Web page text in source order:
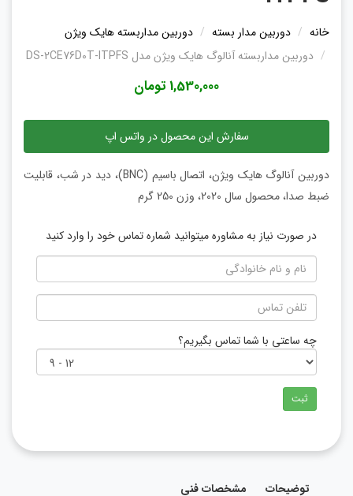
خانه دوربین مدار بسته
دوربین مداربسته هایک ویژن
دوربین مداربسته آنالوگ هایک ویژن مدل DS-2CE76D0T-ITPFS
1,530,000 تومان
سفارش این محصول در واتس اپ
دوربین آنالوگ هایک ویژن، اتصال باسیم (BNC)، دید در شب، قابلیت
ضبط صدا، محصول سال 2020، وزن 250 گرم
در صورت نیاز به مشاوره میتوانید شماره تماس خود را وارد کنید
چه ساعتی با شما تماس بگیریم؟
ثبت
توضیحات مشخصات فنی